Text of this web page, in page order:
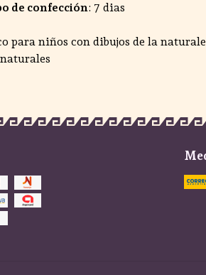
de confección: 7 dias
para niños con dibujos de la